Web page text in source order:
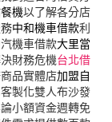
機以了解各分店
中和機車借款利
機車借款大里當
財務危機台北借
品實體店加盟自
製化雙人布沙發
小額資金週轉免